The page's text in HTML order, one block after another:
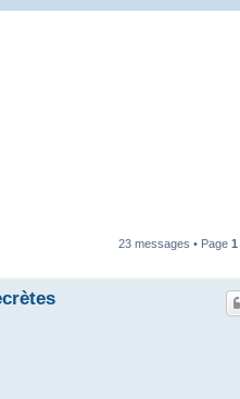
23 messages • Page 1